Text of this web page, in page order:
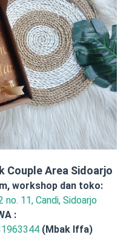
Couple Area Sidoarjo
workshop dan toko:
11, Candi, Sidoarjo
:
(Mbak Iffa)